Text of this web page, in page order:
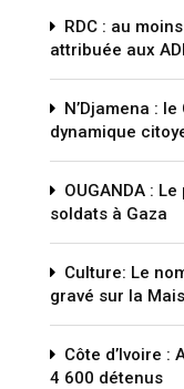
RDC : au
attribuée aux
N’Djamena :
dynamique
OUGANDA :
soldats à Gaza
Culture: Le
gravé sur la
Côte d’Ivoire :
4 600 détenus